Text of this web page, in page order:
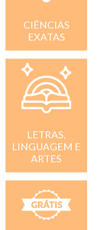
CIÊNCIAS
EXATAS
LETRAS,
LINGUAGEM E
ARTES